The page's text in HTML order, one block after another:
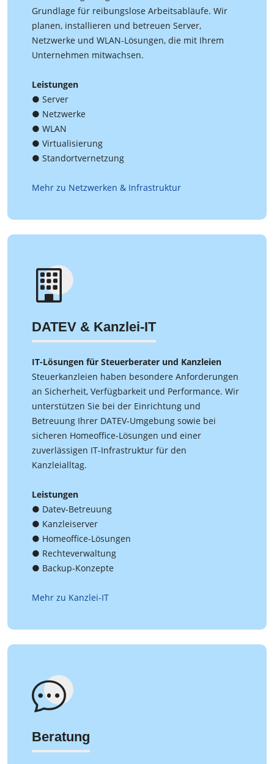
Grundlage für reibungslose Arbeitsabläufe. Wir
planen, installieren und betreuen Server,
Netzwerke und WLAN-Lösungen, die mit Ihrem
Unternehmen mitwachsen.
Leistungen
● Server
● Netzwerke
● WLAN
● Virtualisierung
● Standortvernetzung
Mehr zu Netzwerken & Infrastruktur
DATEV & Kanzlei-IT
IT-Lösungen für Steuerberater und Kanzleien
Steuerkanzleien haben besondere Anforderungen
an Sicherheit, Verfügbarkeit und Performance. Wir
unterstützen Sie bei der Einrichtung und
Betreuung Ihrer DATEV-Umgebung sowie bei
sicheren Homeoffice-Lösungen und einer
zuverlässigen IT-Infrastruktur für den
Kanzleialltag.
Leistungen
● Datev-Betreuung
● Kanzleiserver
● Homeoffice-Lösungen
● Rechteverwaltung
● Backup-Konzepte
Mehr zu Kanzlei-IT
Beratung